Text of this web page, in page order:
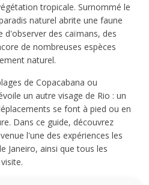
tropicale. Surnommé le
naturel abrite une faune
des caïmans, des
de nombreuses espèces
naturel.
de Copacabana ou
un autre visage de Rio : un
se font à pied ou en
Dans ce guide, découvrez
l'une des expériences les
Janeiro, ainsi que tous les